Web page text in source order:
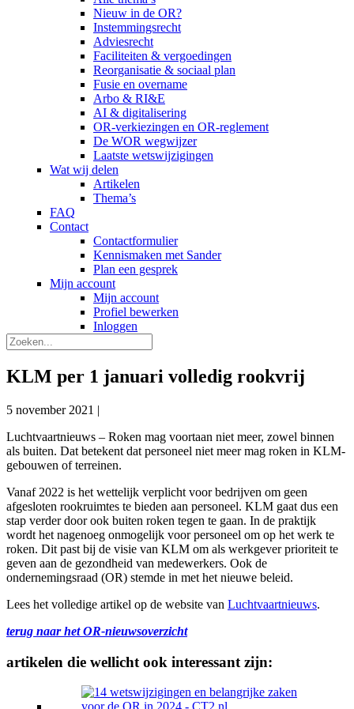
Nieuw in de OR?
Instemmingsrecht
Adviesrecht
Faciliteiten & vergoedingen
Reorganisatie & sociaal plan
Fusie en overname
Arbo & RI&E
AI & digitalisering
OR-verkiezingen en OR-reglement
De WOR wegwijzer
Laatste wetswijzigingen
Wat wij delen
Artikelen
Thema’s
FAQ
Contact
Contactformulier
Kennismaken met Sander
Plan een gesprek
Mijn account
Mijn account
Profiel bewerken
Inloggen
KLM per 1 januari volledig rookvrij
5 november 2021 |
Luchtvaartnieuws – Roken mag voortaan niet meer, zowel binnen
als buiten. Dat betekent dat personeel niet meer mag roken in KLM-
gebouwen of terreinen.
Vanaf 2022 is het wettelijk verplicht voor bedrijven om geen
afgesloten rookruimtes te bieden aan personeel. KLM gaat dus een
stap verder door ook buiten roken tegen te gaan. In de praktijk
wordt het nagenoeg onmogelijk voor personeel om op het werk te
roken. Dit past bij de visie van KLM om als werkgever prioriteit te
geven aan de gezondheid van medewerkers. Ook de
ondernemingsraad (OR) stemde in met het nieuwe beleid.
Lees het volledige artikel op de website van Luchtvaartnieuws.
terug naar het OR-nieuwsoverzicht
artikelen die wellicht ook interessant zijn: